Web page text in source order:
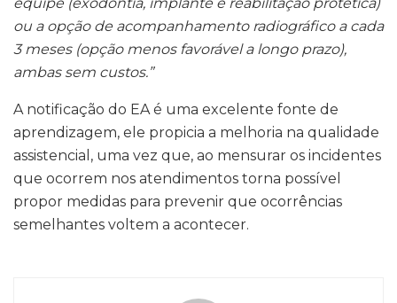
equipe (exodontia, implante e reabilitação protética)
ou a opção de acompanhamento radiográfico a cada
3 meses (opção menos favorável a longo prazo),
ambas sem custos.”
A notificação do EA é uma excelente fonte de
aprendizagem, ele propicia a melhoria na qualidade
assistencial, uma vez que, ao mensurar os incidentes
que ocorrem nos atendimentos torna possível
propor medidas para prevenir que ocorrências
semelhantes voltem a acontecer.